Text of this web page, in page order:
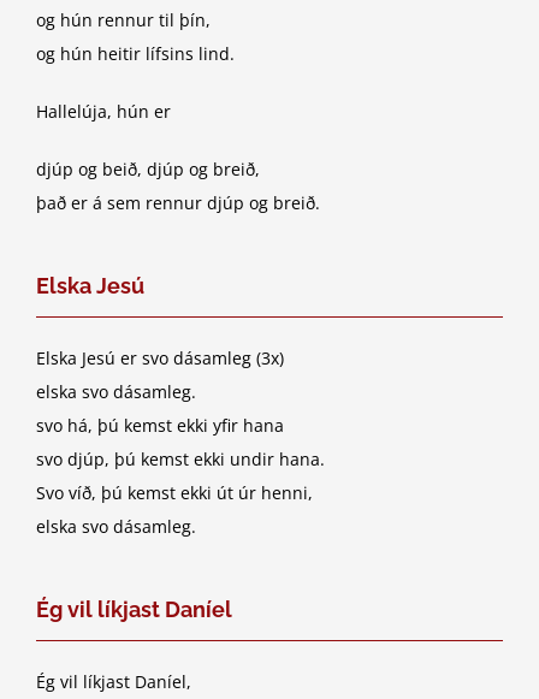
og hún rennur til þín,
og hún heitir lífsins lind.
Hallelúja, hún er
djúp og beið, djúp og breið,
það er á sem rennur djúp og breið.
Elska Jesú
Elska Jesú er svo dásamleg (3x)
elska svo dásamleg.
svo há, þú kemst ekki yfir hana
svo djúp, þú kemst ekki undir hana.
Svo víð, þú kemst ekki út úr henni,
elska svo dásamleg.
Ég vil líkjast Daníel
Ég vil líkjast Daníel,